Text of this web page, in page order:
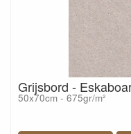
Grijsbord -
50x70cm - 675gr/m²